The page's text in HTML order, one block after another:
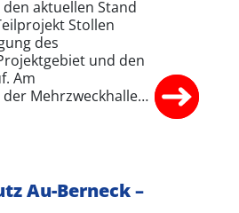
aktuellen Stand
Stollen
des
und den
Am
Mehrzweckhalle…
Au-Berneck –